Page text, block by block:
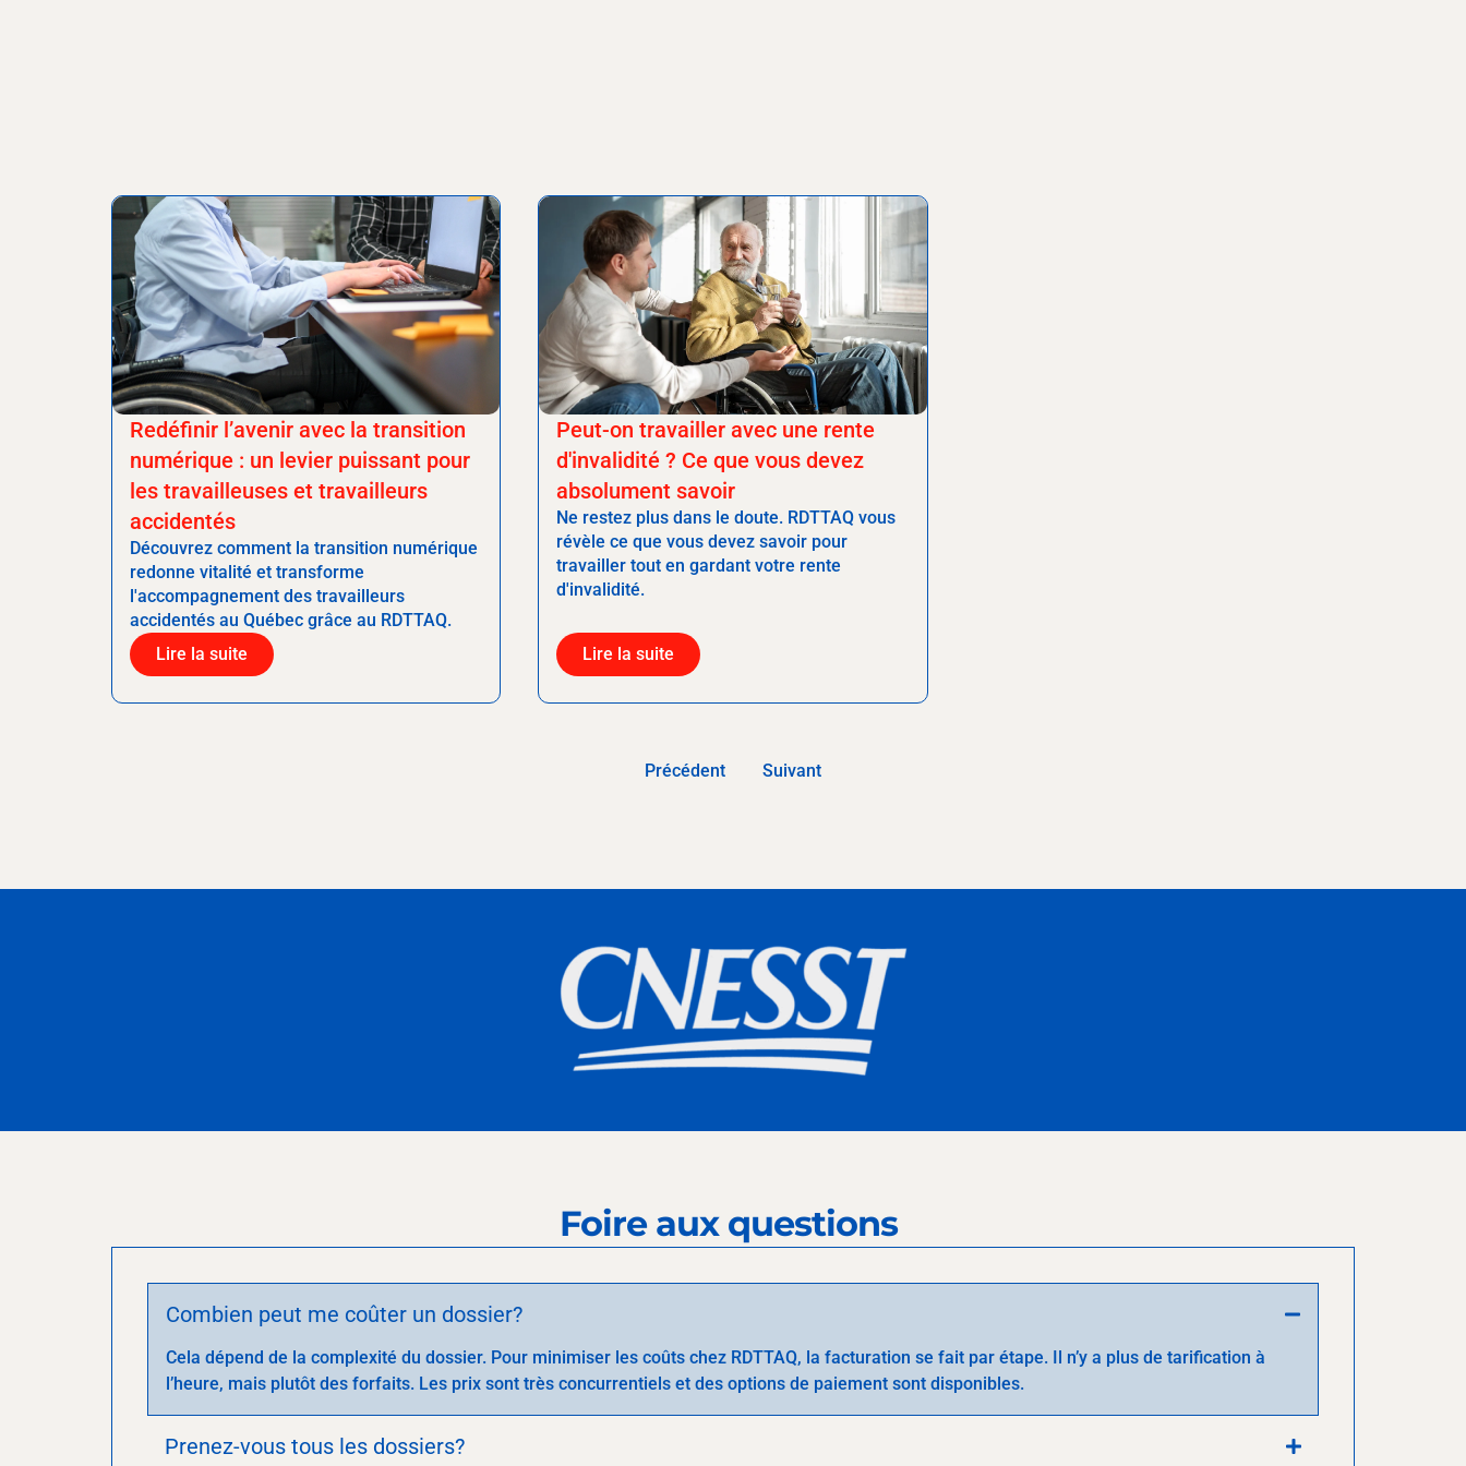
Redéfinir l’avenir avec la transition
numérique : un levier puissant pour
les travailleuses et travailleurs
accidentés
Découvrez comment la transition numérique
redonne vitalité et transforme
l'accompagnement des travailleurs
accidentés au Québec grâce au RDTTAQ.
Lire la suite
Peut-on travailler avec une rente
d'invalidité ? Ce que vous devez
absolument savoir
Ne restez plus dans le doute. RDTTAQ vous
révèle ce que vous devez savoir pour
travailler tout en gardant votre rente
d'invalidité.
Lire la suite
Précédent Suivant
Foire aux questions
Combien peut me coûter un dossier?
Cela dépend de la complexité du dossier. Pour minimiser les coûts chez RDTTAQ, la facturation se fait par étape. Il n’y a plus de tarification à
l’heure, mais plutôt des forfaits. Les prix sont très concurrentiels et des options de paiement sont disponibles.
Prenez-vous tous les dossiers?